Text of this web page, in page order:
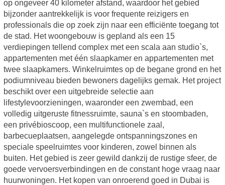
op ongeveer 40 kilometer afstand, waardoor het gebied
bijzonder aantrekkelijk is voor frequente reizigers en
professionals die op zoek zijn naar een efficiënte toegang tot
de stad. Het woongebouw is gepland als een 15
verdiepingen tellend complex met een scala aan studio`s,
appartementen met één slaapkamer en appartementen met
twee slaapkamers. Winkelruimtes op de begane grond en het
podiumniveau bieden bewoners dagelijks gemak. Het project
beschikt over een uitgebreide selectie aan
lifestylevoorzieningen, waaronder een zwembad, een
volledig uitgeruste fitnessruimte, sauna`s en stoombaden,
een privébioscoop, een multifunctionele zaal,
barbecueplaatsen, aangelegde ontspanningszones en
speciale speelruimtes voor kinderen, zowel binnen als
buiten. Het gebied is zeer gewild dankzij de rustige sfeer, de
goede vervoersverbindingen en de constant hoge vraag naar
huurwoningen. Het kopen van onroerend goed in Dubai is